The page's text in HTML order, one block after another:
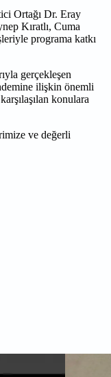
Ortağı Dr. Eray
Kıratlı, Cuma
programa katkı
gerçekleşen
ilişkin önemli
konulara
ve değerli